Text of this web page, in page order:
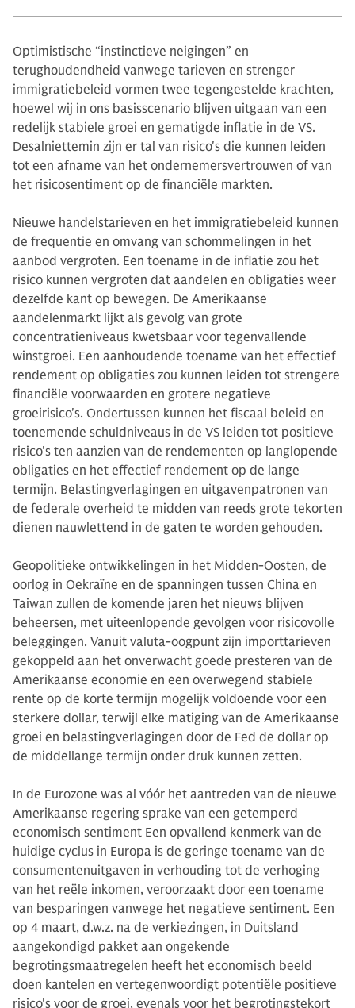
Optimistische “instinctieve neigingen” en
terughoudendheid vanwege tarieven en strenger
immigratiebeleid vormen twee tegengestelde krachten,
hoewel wij in ons basisscenario blijven uitgaan van een
redelijk stabiele groei en gematigde inflatie in de VS.
Desalniettemin zijn er tal van risico's die kunnen leiden
tot een afname van het ondernemersvertrouwen of van
het risicosentiment op de financiële markten.
Nieuwe handelstarieven en het immigratiebeleid kunnen
de frequentie en omvang van schommelingen in het
aanbod vergroten. Een toename in de inflatie zou het
risico kunnen vergroten dat aandelen en obligaties weer
dezelfde kant op bewegen. De Amerikaanse
aandelenmarkt lijkt als gevolg van grote
concentratieniveaus kwetsbaar voor tegenvallende
winstgroei. Een aanhoudende toename van het effectief
rendement op obligaties zou kunnen leiden tot strengere
financiële voorwaarden en grotere negatieve
groeirisico's. Ondertussen kunnen het fiscaal beleid en
toenemende schuldniveaus in de VS leiden tot positieve
risico's ten aanzien van de rendementen op langlopende
obligaties en het effectief rendement op de lange
termijn. Belastingverlagingen en uitgavenpatronen van
de federale overheid te midden van reeds grote tekorten
dienen nauwlettend in de gaten te worden gehouden.
Geopolitieke ontwikkelingen in het Midden-Oosten, de
oorlog in Oekraïne en de spanningen tussen China en
Taiwan zullen de komende jaren het nieuws blijven
beheersen, met uiteenlopende gevolgen voor risicovolle
beleggingen. Vanuit valuta-oogpunt zijn importtarieven
gekoppeld aan het onverwacht goede presteren van de
Amerikaanse economie en een overwegend stabiele
rente op de korte termijn mogelijk voldoende voor een
sterkere dollar, terwijl elke matiging van de Amerikaanse
groei en belastingverlagingen door de Fed de dollar op
de middellange termijn onder druk kunnen zetten.
In de Eurozone was al vóór het aantreden van de nieuwe
Amerikaanse regering sprake van een getemperd
economisch sentiment Een opvallend kenmerk van de
huidige cyclus in Europa is de geringe toename van de
consumentenuitgaven in verhouding tot de verhoging
van het reële inkomen, veroorzaakt door een toename
van besparingen vanwege het negatieve sentiment. Een
op 4 maart, d.w.z. na de verkiezingen, in Duitsland
aangekondigd pakket aan ongekende
begrotingsmaatregelen heeft het economisch beeld
doen kantelen en vertegenwoordigt potentiële positieve
risico's voor de groei, evenals voor het begrotingstekort